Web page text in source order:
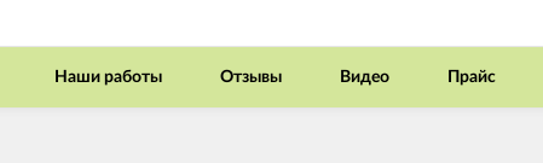
Наши работы Отзывы Видео Прайс